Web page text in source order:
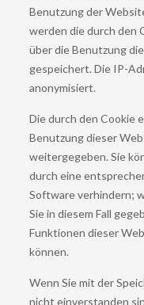
Benutzung der
werden die durch den
über die Benutzung
gespeichert. Die IP-
anonymisiert.
Die durch den Cookie
Benutzung dieser
weitergegeben. Sie
durch eine
Software verhindern;
Sie in diesem Fall
Funktionen dieser
können.
Wenn Sie mit der
nicht einverstanden